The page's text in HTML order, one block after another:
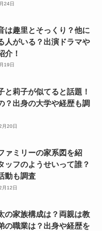
24日
は趣里とそっくり？他に
人がいる？出演ドラマや
介！
19日
と莉子が似てると話題！
？出身の大学や経歴も調
月20日
ァミリーの家系図を紹
ッフのようせいって誰？
動も調査
月12日
の家族構成は？両親は教
の職業は？出身や経歴を